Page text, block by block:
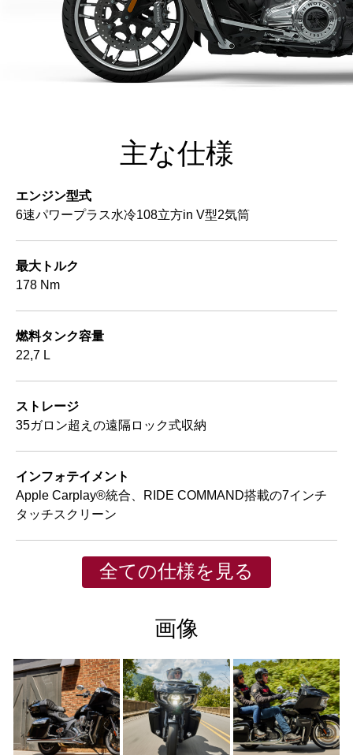
主な仕様
エンジン型式
6速パワープラス水冷108立方in V型2気筒
最大トルク
178 Nm
燃料タンク容量
22,7 L
ストレージ
35ガロン超えの遠隔ロック式収納
インフォテイメント
Apple Carplay®統合、RIDE COMMAND搭載の7インチ
タッチスクリーン
全ての仕様を見る
画像